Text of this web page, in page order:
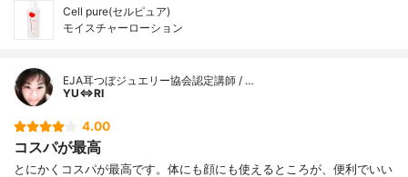
Cell pure(セルピュア)
モイスチャーローション
EJA耳つぼジュエリー協会認定講師 / …
YU⇔RI
4.00
コスパが最高
とにかくコスパが最高です。体にも顔にも使えるところが、便利でいい